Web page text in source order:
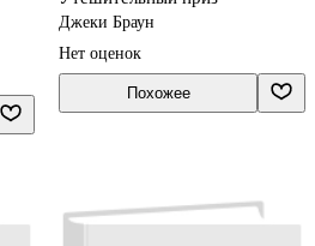
Джеки Браун
Нет оценок
Похожее